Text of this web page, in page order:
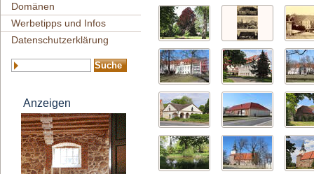
Domänen
Werbetipps und Infos
Datenschutzerklärung
Anzeigen